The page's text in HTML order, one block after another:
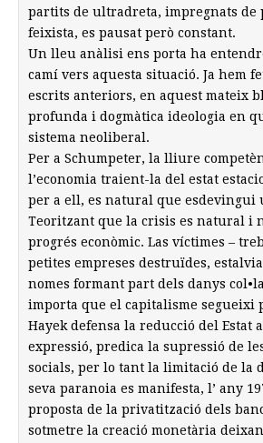
partits de ultradreta, impregnats de
feixista, es pausat però constant.
Un lleu anàlisi ens porta ha
camí vers aquesta situació. Ja hem
escrits anteriors, en aquest mateix
profunda i dogmàtica ideologia en
sistema neoliberal.
Per a Schumpeter, la lliure
l’economia traient-la del estat
per a ell, es natural que esdevingui
Teoritzant que la crisis es natural i
progrés econòmic. Las víctimes –
petites empreses destruïdes,
nomes formant part dels danys
importa que el capitalisme segueixi
Hayek defensa la reducció del Estat
expressió, predica la supressió de
socials, per lo tant la limitació de la
seva paranoia es manifesta, l’ any
proposta de la privatització dels
sotmetre la creació monetària